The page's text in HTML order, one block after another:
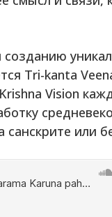
Tri-kanta
Vision
или